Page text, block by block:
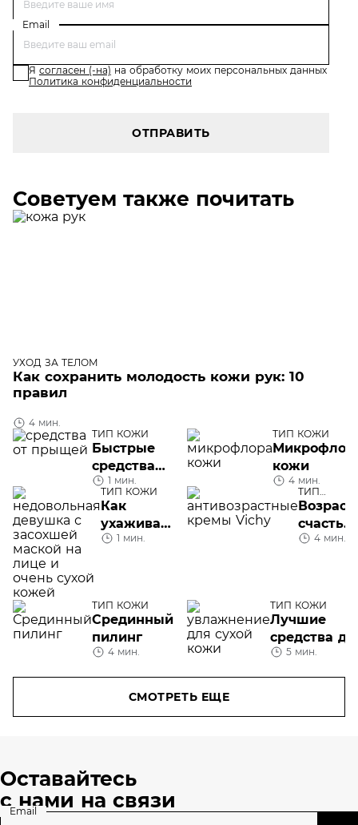
Email
Я согласен (-на) на обработку моих персональных данных
Политика конфиденциальности
ОТПРАВИТЬ
Советуем также почитать
УХОД ЗА ТЕЛОМ
Как сохранить молодость кожи рук: 10
правил
4 мин.
ТИП КОЖИ
Быстрые
средства
от прыщей
1 мин.
ТИП КОЖИ
кожи
4 мин.
ТИП КОЖИ
Как
ухаживать
за сухой
1 мин.
ТИП
КОЖИ
Возраст
счастья:
кремы
после
50 лет
4 мин.
ТИП КОЖИ
Срединный
пилинг
4 мин.
ТИП КОЖИ
Лучшие
средства
сухой кожи:
5 мин.
СМОТРЕТЬ ЕЩЕ
Оставайтесь
с нами на связи
Email